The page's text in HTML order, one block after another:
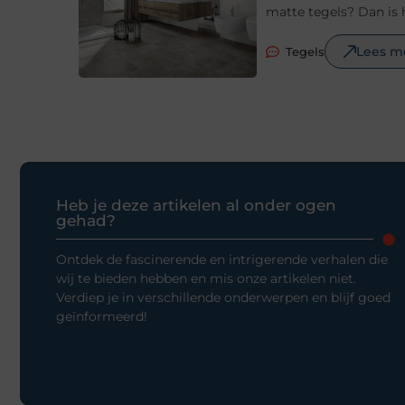
matte tegels? Dan is
Tegels Lees
Heb je deze artikelen al onder ogen
gehad?
Ontdek de fascinerende en intrigerende verhalen die
wij te bieden hebben en mis onze artikelen niet.
Verdiep je in verschillende onderwerpen en blijf goed
geïnformeerd!